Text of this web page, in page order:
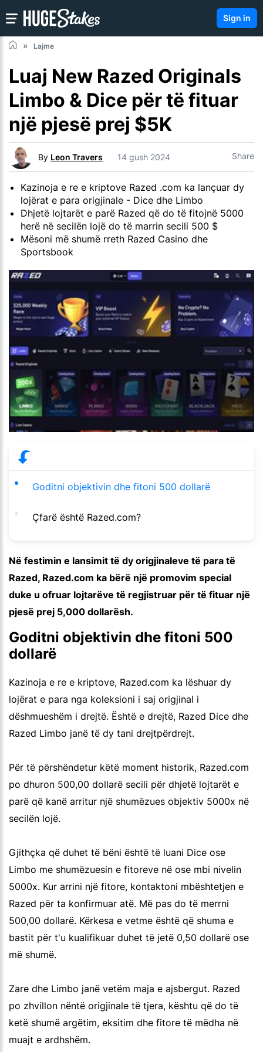
Sign in
Lajme
Luaj New Razed Originals
Limbo & Dice për të fituar
një pjesë prej $5K
By Leon Travers 14 gush 2024 Share
Kazinoja e re e kriptove Razed .com ka lançuar dy
lojërat e para origjinale - Dice dhe Limbo
Dhjetë lojtarët e parë Razed që do të fitojnë 5000
herë në secilën lojë do të marrin secili 500 $
Mësoni më shumë rreth Razed Casino dhe
Sportsbook
Goditni objektivin dhe fitoni 500 dollarë
Çfarë është Razed.com?
Në festimin e lansimit të dy origjinaleve të para të
Razed, Razed.com ka bërë një promovim special
duke u ofruar lojtarëve të regjistruar për të fituar një
pjesë prej 5,000 dollarësh.
Goditni objektivin dhe fitoni 500
dollarë
Kazinoja e re e kriptove, Razed.com ka lëshuar dy
lojërat e para nga koleksioni i saj origjinal i
dëshmueshëm i drejtë. Është e drejtë, Razed Dice dhe
Razed Limbo janë të dy tani drejtpërdrejt.
Për të përshëndetur këtë moment historik, Razed.com
po dhuron 500,00 dollarë secili për dhjetë lojtarët e
parë që kanë arritur një shumëzues objektiv 5000x në
secilën lojë.
Gjithçka që duhet të bëni është të luani Dice ose
Limbo me shumëzuesin e fitoreve në ose mbi nivelin
5000x. Kur arrini një fitore, kontaktoni mbështetjen e
Razed për ta konfirmuar atë. Më pas do të merrni
500,00 dollarë. Kërkesa e vetme është që shuma e
bastit për t'u kualifikuar duhet të jetë 0,50 dollarë ose
më shumë.
Zare dhe Limbo janë vetëm maja e ajsbergut. Razed
po zhvillon nëntë origjinale të tjera, kështu që do të
ketë shumë argëtim, eksitim dhe fitore të mëdha në
muajt e ardhshëm.